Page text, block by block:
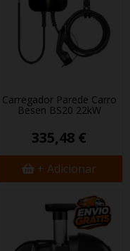
Carregador Parede Carro
Besen BS20 22kW
335,48 €
+ Adicionar